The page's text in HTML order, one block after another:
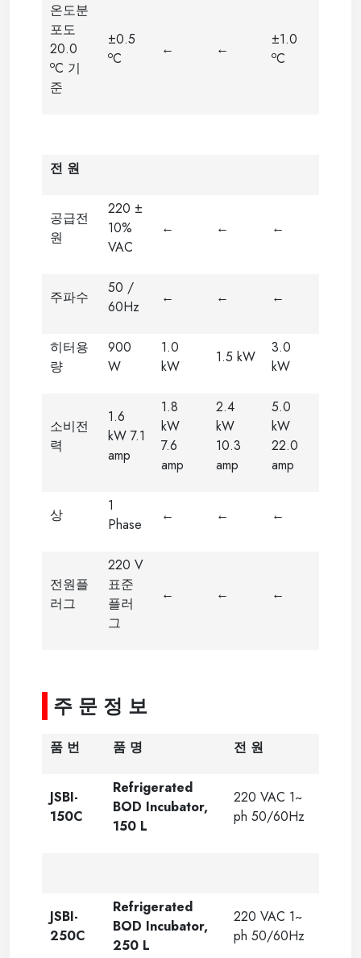
온도분
포도
20.0
oC 기
준
±0.5
oC
← ←
±1.0
oC
전 원
공급전
원
220 ±
10%
VAC
← ← ←
주파수
50 /
60Hz
← ← ←
히터용
량
900
W
1.0
kW
1.5 kW
3.0
kW
소비전
력
1.6
kW 7.1
amp
1.8
kW
7.6
amp
2.4
kW
10.3
amp
5.0
kW
22.0
amp
상
1
Phase
← ← ←
전원플
러그
220 V
표준
플러
그
← ← ←
주 문 정 보
품 번 품 명 전 원
JSBI-
150C
Refrigerated
BOD Incubator,
150 L
220 VAC 1~
ph 50/60Hz
JSBI-
250C
Refrigerated
BOD Incubator,
250 L
220 VAC 1~
ph 50/60Hz